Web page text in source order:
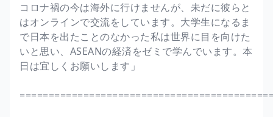
コロナ禍の今は海外に行けませんが、未だに彼らと
はオンラインで交流をしています。大学生になるま
で日本を出たことのなかった私は世界に目を向けた
いと思い、ASEANの経済をゼミで学んでいます。本
日は宜しくお願いします」